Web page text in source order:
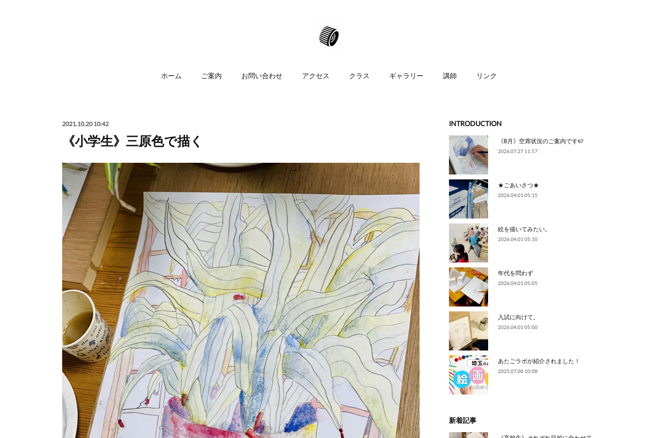
ホーム ご案内 お問い合わせ アクセス クラス ギャラリー 講師 リンク
2021.10.20 10:42
《小学生》三原色で描く
INTRODUCTION
《8月》空席状況のご案内です🍉
2026.07.27 11:57
★ごあいさつ★
2026.04.01 05:15
絵を描いてみたい。
2026.04.01 05:10
年代を問わず
2026.04.01 05:05
入試に向けて。
2026.04.01 05:00
あたごラボが紹介されました！
2025.07.08 10:08
新着記事